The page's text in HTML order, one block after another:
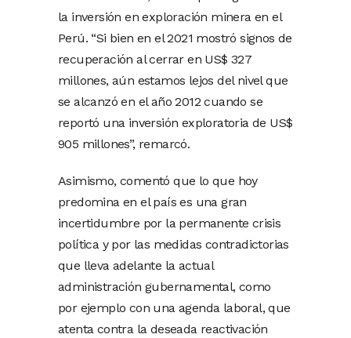
la inversión en exploración minera en el
Perú. “Si bien en el 2021 mostró signos de
recuperación al cerrar en US$ 327
millones, aún estamos lejos del nivel que
se alcanzó en el año 2012 cuando se
reportó una inversión exploratoria de US$
905 millones”, remarcó.
Asimismo, comentó que lo que hoy
predomina en el país es una gran
incertidumbre por la permanente crisis
política y por las medidas contradictorias
que lleva adelante la actual
administración gubernamental, como
por ejemplo con una agenda laboral, que
atenta contra la deseada reactivación